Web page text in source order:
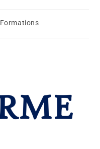
Formations